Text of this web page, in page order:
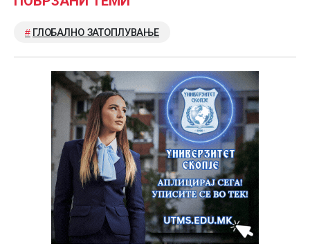
ГЛОБАЛНО ЗАТОПЛУВАЊЕ